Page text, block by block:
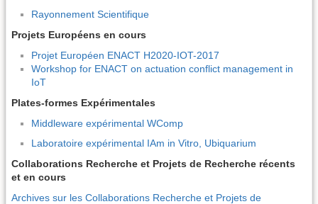
Rayonnement Scientifique
Projets Européens en cours
Projet Européen ENACT H2020-IOT-2017
Workshop for ENACT on actuation conflict management in
IoT
Plates-formes Expérimentales
Middleware expérimental WComp
Laboratoire expérimental IAm in Vitro, Ubiquarium
Collaborations Recherche et Projets de Recherche récents
et en cours
Archives sur les Collaborations Recherche et Projets de